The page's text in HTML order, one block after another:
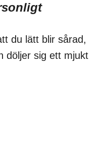
du lätt blir sårad,
döljer sig ett mjukt